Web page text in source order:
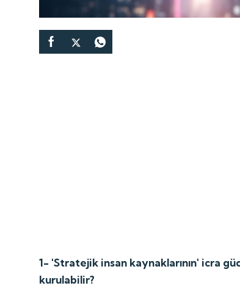
1- 'Stratejik insan kaynaklarının' icra
kurulabilir?